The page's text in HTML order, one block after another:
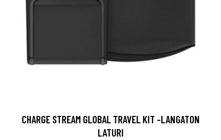
CHARGE STREAM GLOBAL TRAVEL KIT -LANGATON
LATURI